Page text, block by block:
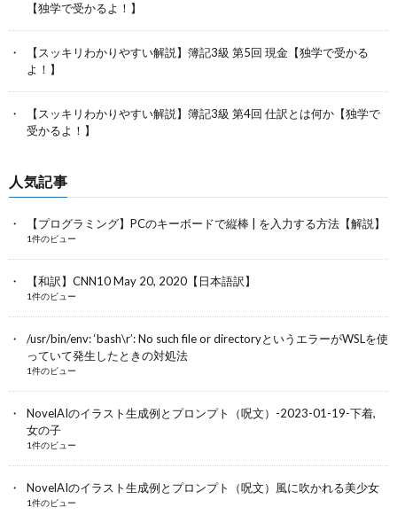
【独学で受かるよ！】
【スッキリわかりやすい解説】簿記3級 第5回 現金【独学で受かる
よ！】
【スッキリわかりやすい解説】簿記3級 第4回 仕訳とは何か【独学で
受かるよ！】
人気記事
【プログラミング】PCのキーボードで縦棒 | を入力する方法【解説】
1件のビュー
【和訳】CNN10 May 20, 2020【日本語訳】
1件のビュー
/usr/bin/env: ‘bash\r’: No such file or directoryというエラーがWSLを使
っていて発生したときの対処法
1件のビュー
NovelAIのイラスト生成例とプロンプト（呪文）-2023-01-19-下着,
女の子
1件のビュー
NovelAIのイラスト生成例とプロンプト（呪文）風に吹かれる美少女
1件のビュー